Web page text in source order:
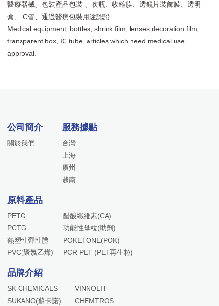
醫療器械、包裝產品包裝 、吹瓶、收縮膜、透鏡片裝飾膜、透明
盒、IC管、通過醫療包裝用途認證
Medical equipment, bottles, shrink film, lenses decoration film,
transparent box, IC tube, articles which need medical use
approval.
公司簡介
關於我們
服務據點
台灣
上海
廣州
越南
原料產品
PETG
PCTG
熱塑性彈性體
PVC(聚氯乙烯)
醋酸纖維素(CA)
功能性母粒(助劑)
POKETONE(POK)
PCR PET (PET再生粒)
品牌介紹
SK CHEMICALS
SUKANO(蘇卡諾)
VINNOLIT
CHEMTROS